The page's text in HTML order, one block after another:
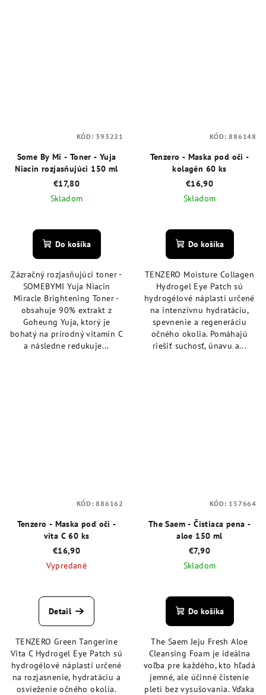
Some By Mi - Toner - Yuja
Niacin rozjasňujúci 150 ml
€17,80
Skladom
hodnotenie
produktu
z
5
hviezdičiek.
Do košíka
Zázračný rozjasňujúci toner -
SOMEBYMI Yuja Niacin
Miracle Brightening Toner -
obsahuje 90% extrakt z
Goheung Yuja, ktorý je
bohatý na prírodný vitamín C
a následne redukuje...
KÓD: 393221
Tenzero - Maska pod oči -
kolagén 60 ks
€16,90
Skladom
hodnotenie
produktu
z
5
hviezdičiek.
Do košíka
TENZERO Moisture Collagen
Hydrogel Eye Patch sú
hydrogélové náplasti určené
na intenzívnu hydratáciu,
spevnenie a regeneráciu
očného okolia. Pomáhajú
riešiť suchosť, únavu a...
KÓD:886148
Tenzero - Maska pod oči -
vita C 60 ks
€16,90
Vypredané
Detail
TENZERO Green Tangerine
Vita C Hydrogel Eye Patch sú
hydrogélové náplasti určené
na rozjasnenie, hydratáciu a
osvieženie očného okolia.
KÓD:886162
The Saem - Čistiaca pena -
aloe 150 ml
€7,90
Skladom
hodnotenie
produktu
z
5
hviezdičiek.
Do košíka
The Saem Jeju Fresh Aloe
Cleansing Foam je ideálna
voľba pre každého, kto hľadá
jemné, ale účinné čistenie
pleti bez vysušovania. Vďaka
KÓD: 157664